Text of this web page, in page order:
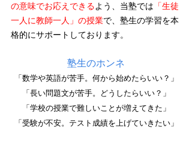
の意味でお応えできるよう、当塾では 「生徒
一人に教師一人」の授業で、塾生の学習を本
格的にサポートしております。
塾生のホンネ
「数学や英語が苦手。何から始めたらいい？」
「長い問題文が苦手。どうしたらいい？」
「学校の授業で難しいことが増えてきた」
「受験が不安。テスト成績を上げていきたい」